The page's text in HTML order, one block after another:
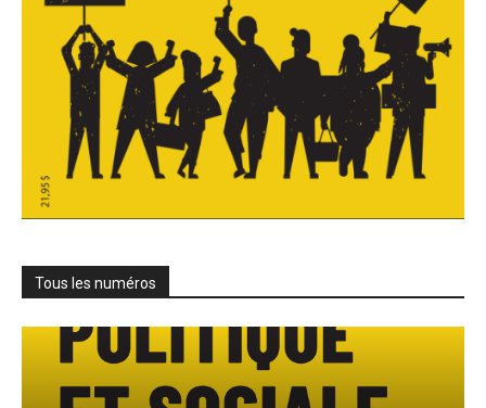
Tous les numéros